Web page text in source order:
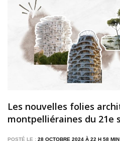
Les nouvelles folies
montpelliéraines du 21e
POSTÉ LE : 28 OCTOBRE 2024 À 22 H 58